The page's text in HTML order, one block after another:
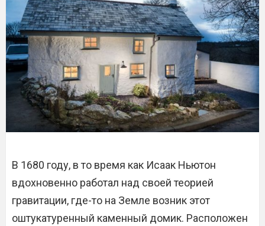
В 1680 году, в то время как Исаак Ньютон
вдохновенно работал над своей теорией
гравитации, где-то на Земле возник этот
оштукатуренный каменный домик. Расположен